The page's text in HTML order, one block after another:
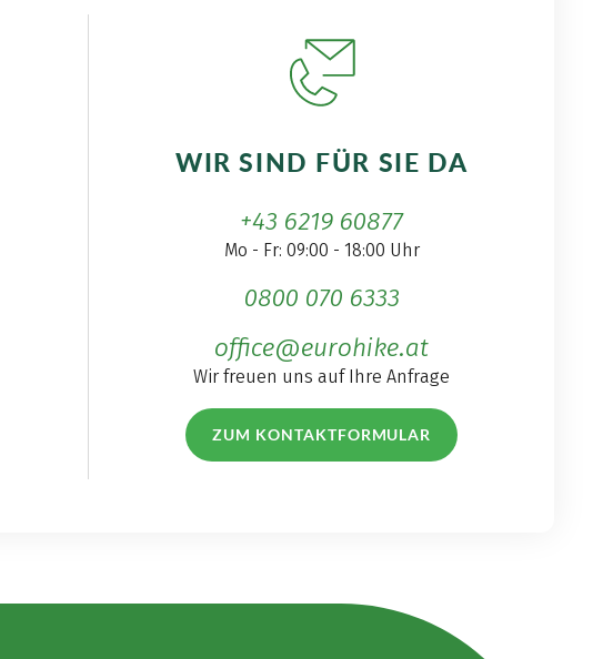
WIR SIND FÜR SIE DA
+43 6219 60877
Mo - Fr: 09:00 - 18:00 Uhr
0800 070 6333
office@eurohike.at
Wir freuen uns auf Ihre Anfrage
ZUM KONTAKTFORMULAR